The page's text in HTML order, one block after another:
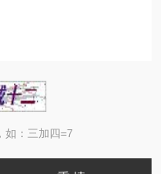
如：三加四=7